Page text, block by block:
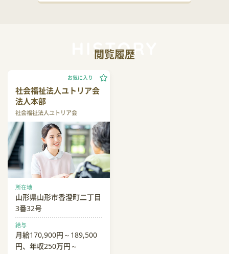
閲覧履歴
社会福祉法人ユトリア会
法人本部
社会福祉法人ユトリア会
お気に入り
所在地
山形県山形市香澄町二丁目
3番32号
給与
月給170,900円～189,500
円、年収250万円～